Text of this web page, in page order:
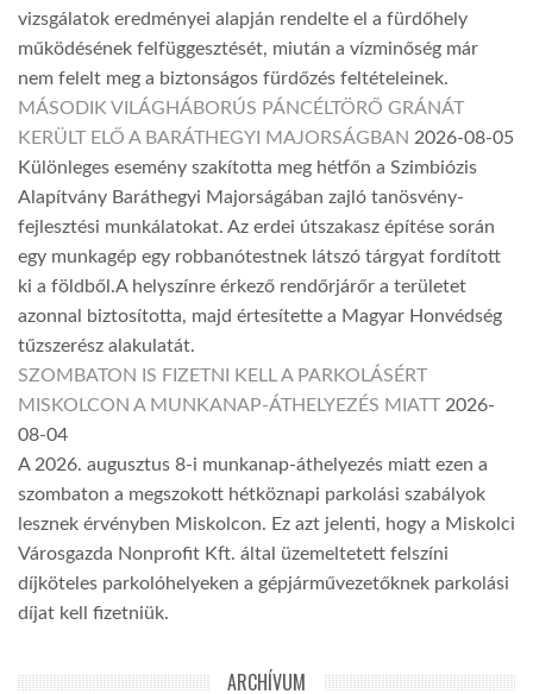
vizsgálatok eredményei alapján rendelte el a fürdőhely
működésének felfüggesztését, miután a vízminőség már
nem felelt meg a biztonságos fürdőzés feltételeinek.
MÁSODIK VILÁGHÁBORÚS PÁNCÉLTÖRŐ GRÁNÁT
KERÜLT ELŐ A BARÁTHEGYI MAJORSÁGBAN 2026-08-05
Különleges esemény szakította meg hétfőn a Szimbiózis
Alapítvány Baráthegyi Majorságában zajló tanösvény-
fejlesztési munkálatokat. Az erdei útszakasz építése során
egy munkagép egy robbanótestnek látszó tárgyat fordított
ki a földből.A helyszínre érkező rendőrjárőr a területet
azonnal biztosította, majd értesítette a Magyar Honvédség
tűzszerész alakulatát.
SZOMBATON IS FIZETNI KELL A PARKOLÁSÉRT
MISKOLCON A MUNKANAP-ÁTHELYEZÉS MIATT 2026-
08-04
A 2026. augusztus 8-i munkanap-áthelyezés miatt ezen a
szombaton a megszokott hétköznapi parkolási szabályok
lesznek érvényben Miskolcon. Ez azt jelenti, hogy a Miskolci
Városgazda Nonprofit Kft. által üzemeltetett felszíni
díjköteles parkolóhelyeken a gépjárművezetőknek parkolási
díjat kell fizetniük.
ARCHÍVUM